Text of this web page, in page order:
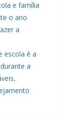
e família
o ano
a
escola é a
a